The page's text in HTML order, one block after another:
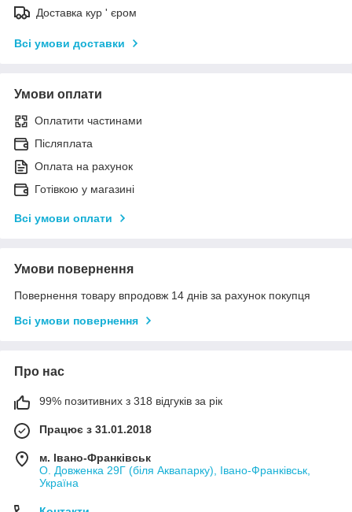
Доставка кур ' єром
Всі умови доставки
Умови оплати
Оплатити частинами
Післяплата
Оплата на рахунок
Готівкою у магазині
Всі умови оплати
Умови повернення
Повернення товару впродовж 14 днів за рахунок покупця
Всі умови повернення
Про нас
99% позитивних з 318 відгуків за рік
Працює з 31.01.2018
м. Івано-Франківськ
О. Довженка 29Г (біля Аквапарку), Івано-Франківськ,
Україна